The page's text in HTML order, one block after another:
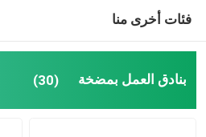
المنزل
المنتجات
فئات أخرى منا
بنادق العمل بمضخة (30)